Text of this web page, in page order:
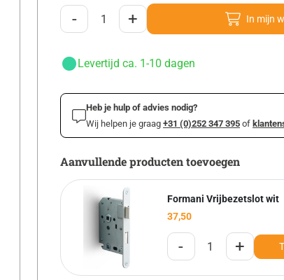
- + In mijn
Levertijd ca. 1-10 dagen
Heb je hulp of advies nodig?
Wij helpen je graag +31 (0)252 347 395 of
Aanvullende producten toevoegen
Formani Vrijbezetslot wit
37,50
- +